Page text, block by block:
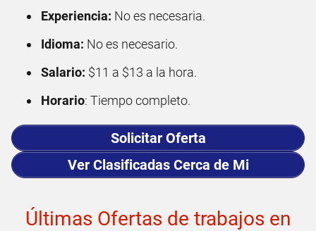
Experiencia: No es necesaria.
Idioma: No es necesario.
Salario: $11 a $13 a la hora.
Horario: Tiempo completo.
Solicitar Oferta
Ver Clasificadas Cerca de Mi
Últimas Ofertas de trabajos en